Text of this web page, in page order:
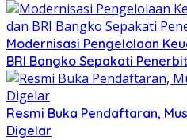
Modernisasi Pengelolaan
BRI Bangko Sepakati
Resmi Buka Pendaftaran,
Digelar